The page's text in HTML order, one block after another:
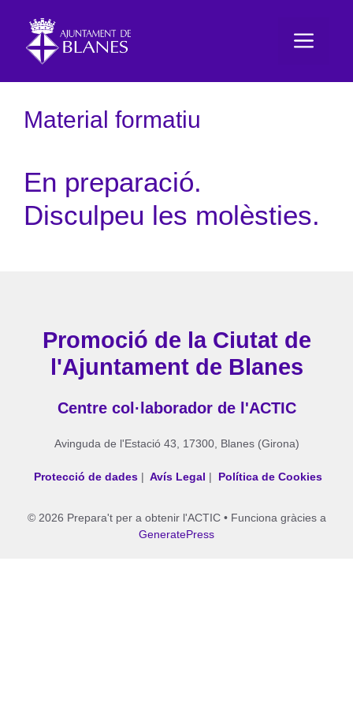
contingut
Material formatiu
En preparació.
Disculpeu les molèsties.
Promoció de la Ciutat de
l'Ajuntament de Blanes
Centre col·laborador de l'ACTIC
Avinguda de l'Estació 43, 17300, Blanes (Girona)
Protecció de dades | Avís Legal | Política de Cookies
© 2026 Prepara't per a obtenir l'ACTIC• Funciona gràcies a
GeneratePress